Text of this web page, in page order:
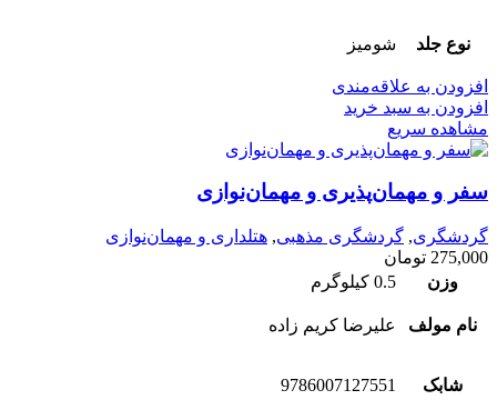
نوع جلد شومیز
افزودن به علاقه‌مندی
افزودن به سبد خرید
مشاهده سریع
سفر و مهمان‌پذیری و مهمان‌نوازی
گردشگری, گردشگری مذهبی, هتلداری و مهمان‌نوازی
275,000 تومان
وزن
0.5 کیلوگرم
نام مولف علیرضا کریم زاده
شابک 9786007127551